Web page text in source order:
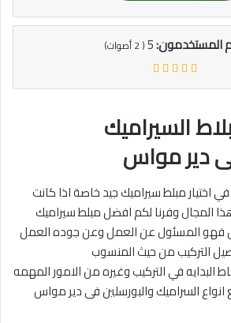
المستخدمون:5
(
2أصوات)
السيراميك
دير مواس
اختيار مبلط سيراميك جيد خاصة اذا كانت
المجال وفرنا لكم افضل مبلط سيراميك
فهو المسئول عن العمل وعن جوده العمل
التركيب من حيث المنسوب
البدايه في التركيب وغيره من الامور المهمه
السراميك والبورسلين فى دير مواس